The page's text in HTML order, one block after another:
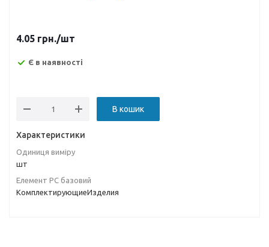
4.05 грн./шт
Є в наявності
В кошик
Характеристики
Одиниця виміру
шт
Елемент РС базовий
КомплектирующиеИзделия